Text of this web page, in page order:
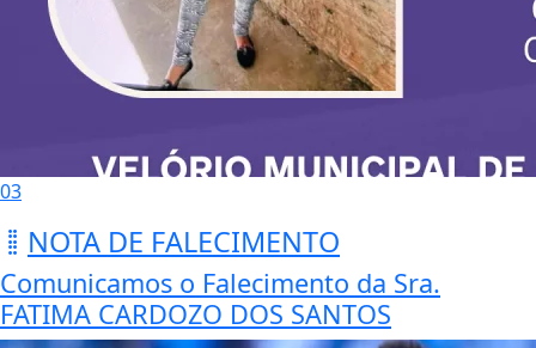
03
NOTA DE FALECIMENTO
Comunicamos o Falecimento da Sra.
FATIMA CARDOZO DOS SANTOS